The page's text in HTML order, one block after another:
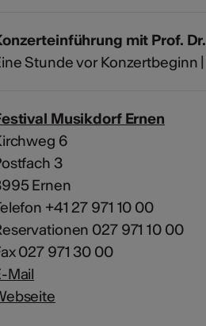
mit Prof.
Stunde vor Konzertbeginn
Musikdorf Ernen
6
3
Ernen
+41 27 971 10 00
027 971 10 00
027 971 30 00
Mail